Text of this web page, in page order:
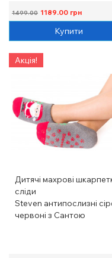
1499.00 1189.00 грн
Купити
Акція!
Дитячі махрові
сліди
Steven антипослизні
червоні з Сантою